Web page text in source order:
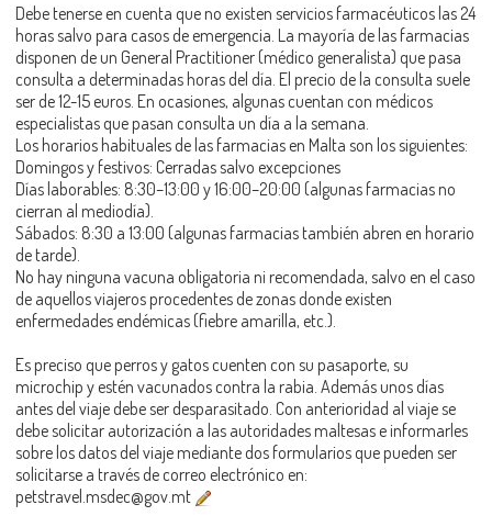
Debe tenerse en cuenta que no existen servicios farmacéuticos las 24
horas salvo para casos de emergencia. La mayoría de las farmacias
disponen de un General Practitioner (médico generalista) que pasa
consulta a determinadas horas del día. El precio de la consulta suele
ser de 12-15 euros. En ocasiones, algunas cuentan con médicos
especialistas que pasan consulta un día a la semana.
Los horarios habituales de las farmacias en Malta son los siguientes:
Domingos y festivos: Cerradas salvo excepciones
Días laborables: 8:30–13:00 y 16:00–20:00 (algunas farmacias no
cierran al mediodía).
Sábados: 8:30 a 13:00 (algunas farmacias también abren en horario
de tarde).
No hay ninguna vacuna obligatoria ni recomendada, salvo en el caso
de aquellos viajeros procedentes de zonas donde existen
enfermedades endémicas (fiebre amarilla, etc.).
Es preciso que perros y gatos cuenten con su pasaporte, su
microchip y estén vacunados contra la rabia. Además unos días
antes del viaje debe ser desparasitado. Con anterioridad al viaje se
debe solicitar autorización a las autoridades maltesas e informarles
sobre los datos del viaje mediante dos formularios que pueden ser
solicitarse a través de correo electrónico en:
petstravel.msdec@gov.mt